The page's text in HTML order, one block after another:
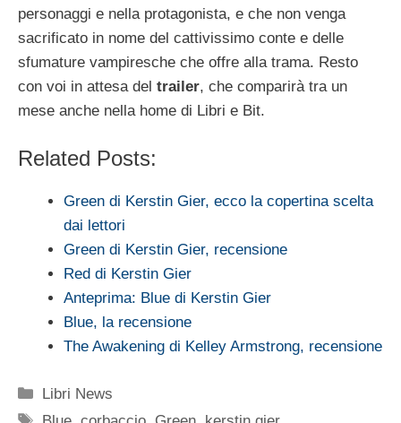
personaggi e nella protagonista, e che non venga
sacrificato in nome del cattivissimo conte e delle
sfumature vampiresche che offre alla trama. Resto
con voi in attesa del trailer, che comparirà tra un
mese anche nella home di Libri e Bit.
Related Posts:
Green di Kerstin Gier, ecco la copertina scelta
dai lettori
Green di Kerstin Gier, recensione
Red di Kerstin Gier
Anteprima: Blue di Kerstin Gier
Blue, la recensione
The Awakening di Kelley Armstrong, recensione
Categorie
Libri News
Tag